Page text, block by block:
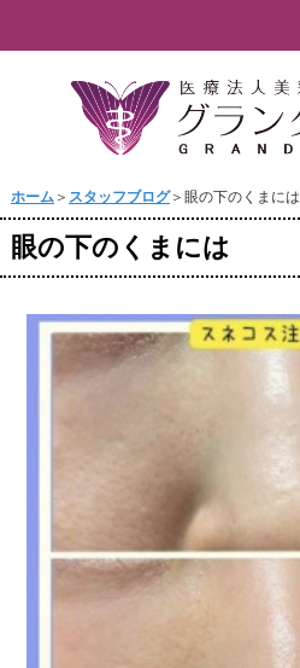
ホーム＞ スタッフブログ＞眼の下のくまには
眼の下のくまには